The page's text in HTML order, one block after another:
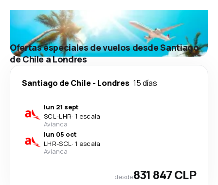
Ofertas especiales de vuelos desde Santiago
de Chile a Londres
Santiago de Chile - Londres 15 días
lun 21 sept
SCL-LHR· 1 escala
Avianca
lun 05 oct
LHR-SCL· 1 escala
Avianca
desde831 847 CLP